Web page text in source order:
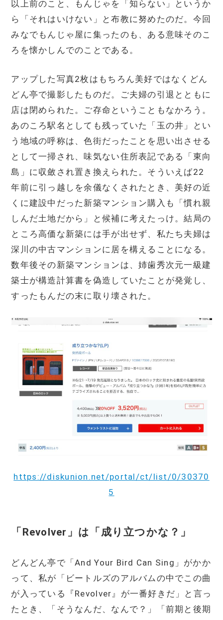
以上前のこと、もんじゃを「知らない」というか
ら「それはいけない」と布教に努めたのだ。今回
みなでもんじゃ屋に集ったのも、ある意味そのこ
ろを懐かしんでのことである。
アップした写真2枚はもちろん美好ではなくどん
どん亭で撮影したものだ。ご夫婦の引退とともに
店は閉められた。ご存命ということもなかろう。
あのころ駅名としても残っていた「玉の井」とい
う地域の呼称は、色街だったことを思い出させる
として一掃され、味気ない住所表記である「東向
島」に収斂され置き換えられた。そういえば22
年前に引っ越しを余儀なくされたとき、美好の近
くに建設中だった新築マンション購入も「慣れ親
しんだ土地だから」と候補に考えたっけ。結局の
ところ高価な新築には手が出せず、私たち夫婦は
深川の中古マンションに居を構えることになる。
数年後その新築マンションは、姉歯秀次元一級建
築士が構造計算書を偽造していたことが発覚し、
すったもんだの末に取り壊された。
https://diskunion.net/portal/ct/list/0/30370
5
「Revolver」は「成り立つかな？」
どんどん亭で「And Your Bird Can Sing」がかか
って、私が「ビートルズのアルバムの中でこの曲
が入っている『Revolver』が一番好きだ」と言っ
たとき、「そうなんだ、なんで？」「前期と後期